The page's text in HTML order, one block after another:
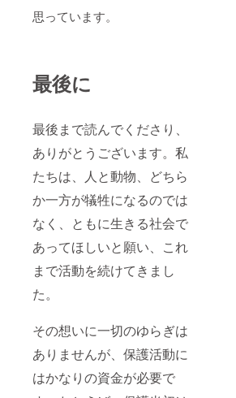
思っています。
最後に
最後まで読んでくださり、
ありがとうございます。私
たちは、人と動物、どちら
か一方が犠牲になるのでは
なく、ともに生きる社会で
あってほしいと願い、これ
まで活動を続けてきまし
た。
その想いに一切のゆらぎは
ありませんが、保護活動に
はかなりの資金が必要で